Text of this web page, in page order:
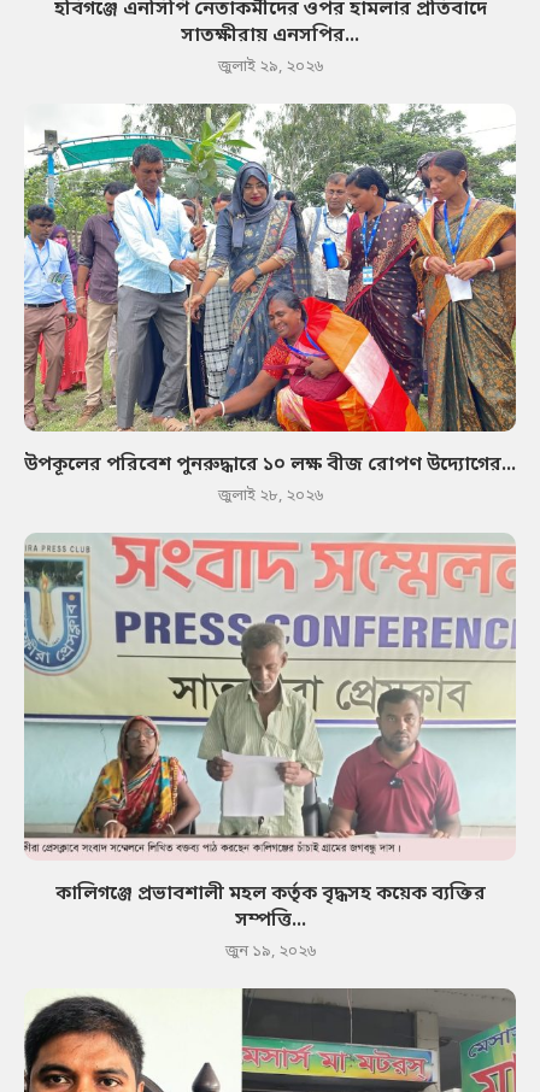
হবিগঞ্জে এনসিপি নেতাকর্মীদের ওপর হামলার প্রতিবাদে
সাতক্ষীরায় এনসপির...
জুলাই ২৯, ২০২৬
উপকূলের পরিবেশ পুনরুদ্ধারে ১০ লক্ষ বীজ রোপণ উদ্যোগের...
জুলাই ২৮, ২০২৬
কালিগঞ্জে প্রভাবশালী মহল কর্তৃক বৃদ্ধসহ কয়েক ব্যক্তির
সম্পত্তি...
জুন ১৯, ২০২৬